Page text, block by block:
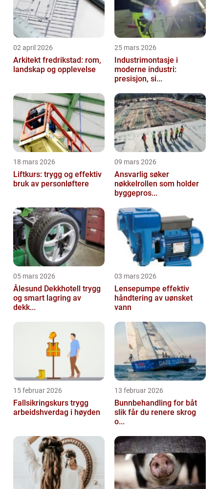
02 april 2026
Arkitekt fredrikstad: rom,
landskap og opplevelse
25 mars 2026
Industrimontasje i
moderne industri:
presisjon, si...
18 mars 2026
Liftkurs: trygg og effektiv
bruk av personløftere
09 mars 2026
Ansvarlig søker
nøkkelrollen som holder
byggepros...
05 mars 2026
Ålesund Dekkhotell trygg
og smart lagring av
dekk...
03 mars 2026
Lensepumpe effektiv
håndtering av uønsket
vann
15 februar 2026
Fallsikringskurs trygg
arbeidshverdag i høyden
13 februar 2026
Bunnbehandling for båt
slik får du renere skrog
o...